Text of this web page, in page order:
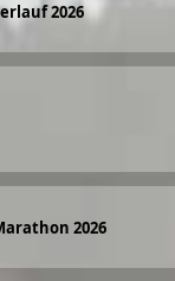
2026
2026